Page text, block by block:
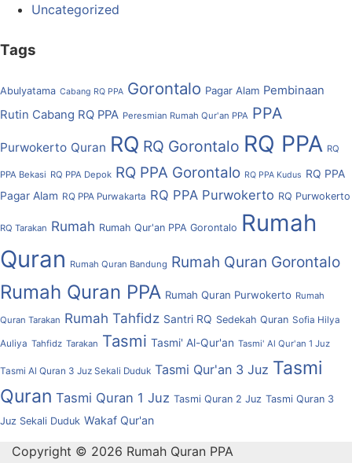
Uncategorized
Tags
Abulyatama Cabang RQ PPA Gorontalo Pagar Alam Pembinaan
Rutin Cabang RQ PPA Peresmian Rumah Qur'an PPA PPA
Purwokerto Quran RQ RQ Gorontalo RQ PPA RQ
PPA Bekasi RQ PPA Depok RQ PPA Gorontalo RQ PPA Kudus RQ PPA
Pagar Alam RQ PPA Purwakarta RQ PPA Purwokerto RQ Purwokerto
RQ Tarakan Rumah Rumah Qur'an PPA Gorontalo Rumah
Quran Rumah Quran Bandung Rumah Quran Gorontalo
Rumah Quran PPA Rumah Quran Purwokerto Rumah
Quran Tarakan Rumah Tahfidz Santri RQ Sedekah Quran Sofia Hilya
Auliya Tahfidz Tarakan Tasmi Tasmi' Al-Qur'an Tasmi' Al Qur'an 1 Juz
Tasmi Al Quran 3 Juz Sekali Duduk Tasmi Qur'an 3 Juz Tasmi
Quran Tasmi Quran 1 Juz Tasmi Quran 2 Juz Tasmi Quran 3
Juz Sekali Duduk Wakaf Qur'an
Copyright © 2026 Rumah Quran PPA